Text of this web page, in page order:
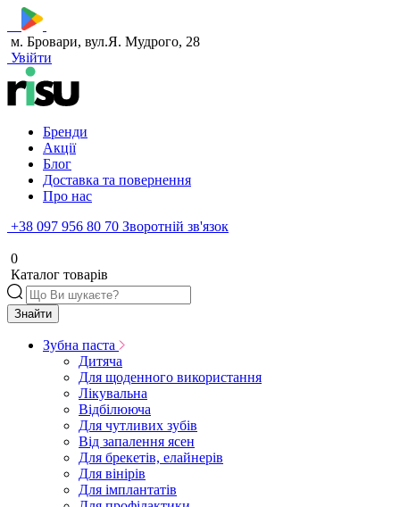
м. Бровари, вул.Я. Мудрого, 28
Увійти
Бренди
Акції
Блог
Доставка та повернення
Про нас
+38 097 956 80 70 Зворотній зв'язок
0
Каталог товарів
Знайти
Зубна паста
Дитяча
Для щоденного використання
Лікувальна
Відбілююча
Для чутливих зубів
Від запалення ясен
Для брекетів, елайнерів
Для вінірів
Для імплантатів